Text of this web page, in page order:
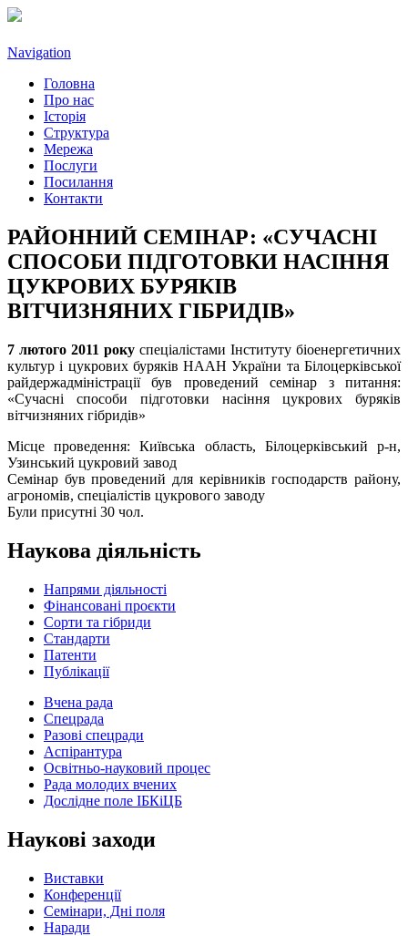
Navigation
Головна
Про нас
Історія
Структура
Мережа
Послуги
Посилання
Контакти
РАЙОННИЙ СЕМІНАР: «СУЧАСНІ
СПОСОБИ ПІДГОТОВКИ НАСІННЯ
ЦУКРОВИХ БУРЯКІВ
ВІТЧИЗНЯНИХ ГІБРИДІВ»
7 лютого 2011 року спеціалістами Інституту біоенергетичних
культур і цукрових буряків НААН України та Білоцерківської
райдержадміністрації був проведений семінар з питання:
«Сучасні способи підготовки насіння цукрових буряків
вітчизняних гібридів»
Місце проведення: Київська область, Білоцерківський р-н,
Узинський цукровий завод
Семінар був проведений для керівників господарств району,
агрономів, спеціалістів цукрового заводу
Були присутні 30 чол.
Наукова діяльність
Напрями діяльності
Фінансовані проєкти
Сорти та гібриди
Стандарти
Патенти
Публікації
Вчена рада
Спецрада
Разові спецради
Аспірантура
Освітньо-науковий процес
Рада молодих вчених
Дослідне поле ІБКіЦБ
Наукові заходи
Виставки
Конференції
Семінари, Дні поля
Наради